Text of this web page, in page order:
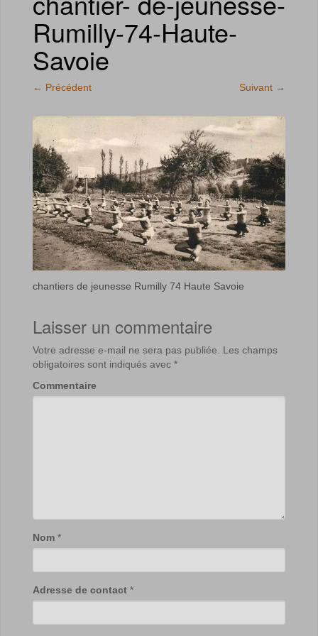
Rumilly-74-Haute-
Savoie
← Précédent Suivant →
chantiers de jeunesse Rumilly 74 Haute Savoie
Laisser un commentaire
Votre adresse e-mail ne sera pas publiée.
Les champs
obligatoires sont indiqués avec *
Commentaire
Nom *
Adresse de contact *